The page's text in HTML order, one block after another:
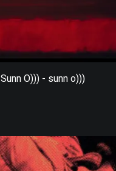
Sunn O))) - sunn o)))